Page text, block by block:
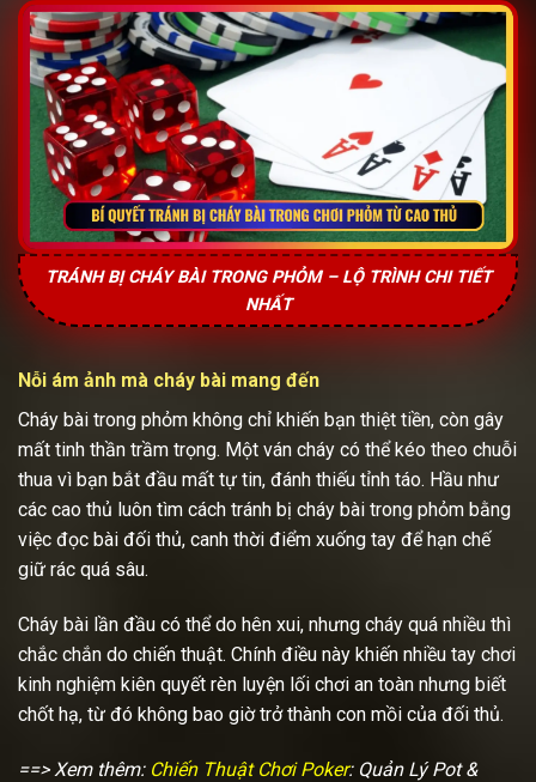
TRÁNH BỊ CHÁY BÀI TRONG PHỎM – LỘ TRÌNH CHI TIẾT
NHẤT
Nỗi ám ảnh mà cháy bài mang đến
Cháy bài trong phỏm không chỉ khiến bạn thiệt tiền, còn gây
mất tinh thần trầm trọng. Một ván cháy có thể kéo theo chuỗi
thua vì bạn bắt đầu mất tự tin, đánh thiếu tỉnh táo. Hầu như
các cao thủ luôn tìm cách tránh bị cháy bài trong phỏm bằng
việc đọc bài đối thủ, canh thời điểm xuống tay để hạn chế
giữ rác quá sâu.
Cháy bài lần đầu có thể do hên xui, nhưng cháy quá nhiều thì
chắc chắn do chiến thuật. Chính điều này khiến nhiều tay chơi
kinh nghiệm kiên quyết rèn luyện lối chơi an toàn nhưng biết
chốt hạ, từ đó không bao giờ trở thành con mồi của đối thủ.
==> Xem thêm: Chiến Thuật Chơi Poker: Quản Lý Pot &